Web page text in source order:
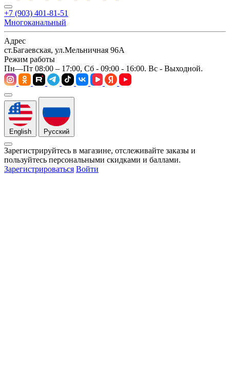
+7 (903) 401-81-51
Многоканальный
Адрес
ст.Багаевская, ул.Мельничная 96А
Режим работы
Пн—Пт 08:00 – 17:00, Сб - 09:00 - 16:00. Вс - Выходной.
English Русский
Зарегистрируйтесь в магазине, отслеживайте заказы и
пользуйтесь персональными скидками и баллами.
Зарегистрироваться Войти